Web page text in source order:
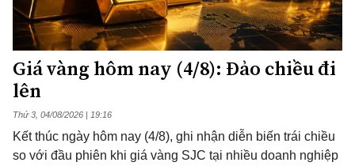
Giá vàng hôm nay (4/8): Đảo chiều đi
lên
Thứ 3, 04/08/2026 | 19:16
Kết thúc ngày hôm nay (4/8), ghi nhận diễn biến trái chiều
so với đầu phiên khi giá vàng SJC tại nhiều doanh nghiệp